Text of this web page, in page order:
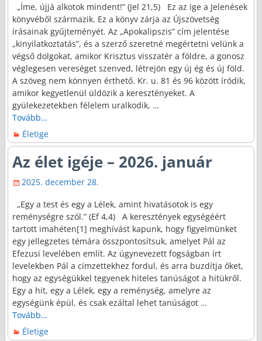
„Íme, újjá alkotok mindent!” (Jel 21,5) Ez az ige a Jelenések
könyvéből származik. Ez a könyv zárja az Újszövetség
írásainak gyűjteményét. Az „Apokalipszis” cím jelentése
„kinyilatkoztatás”, és a szerző szeretné megértetni velünk a
végső dolgokat, amikor Krisztus visszatér a földre, a gonosz
véglegesen vereséget szenved, létrejön egy új ég és új föld.
A szöveg nem könnyen érthető. Kr. u. 81 és 96 között íródik,
amikor kegyetlenül üldözik a keresztényeket. A
gyülekezetekben félelem uralkodik, …
Tovább…
Életige
Az élet igéje – 2026. január
2025. december 28.
„Egy a test és egy a Lélek, amint hivatásotok is egy
reménységre szól.” (Ef 4,4) A keresztények egységéért
tartott imahéten[1] meghívást kapunk, hogy figyelmünket
egy jellegzetes témára összpontosítsuk, amelyet Pál az
Efezusi levelében említ. Az úgynevezett fogságban írt
levelekben Pál a címzettekhez fordul, és arra buzdítja őket,
hogy az egységükkel tegyenek hiteles tanúságot a hitükről.
Egy a hit, egy a Lélek, egy a reménység, amelyre az
egységünk épül, és csak ezáltal lehet tanúságot …
Tovább…
Életige